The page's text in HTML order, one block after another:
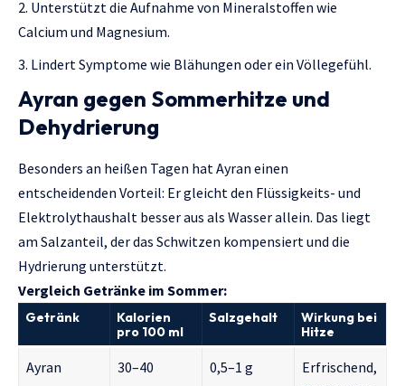
Unterstützt die Aufnahme von Mineralstoffen wie
Calcium und Magnesium.
Lindert Symptome wie Blähungen oder ein Völlegefühl.
Ayran gegen Sommerhitze und
Dehydrierung
Besonders an heißen Tagen hat Ayran einen
entscheidenden Vorteil: Er gleicht den Flüssigkeits- und
Elektrolythaushalt besser aus als Wasser allein. Das liegt
am Salzanteil, der das Schwitzen kompensiert und die
Hydrierung unterstützt.
Vergleich Getränke im Sommer:
Getränk
Kalorien
pro 100 ml
Salzgehalt
Wirkung bei
Hitze
Ayran 30–40 0,5–1 g
Erfrischend,